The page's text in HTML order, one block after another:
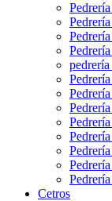
Cetros